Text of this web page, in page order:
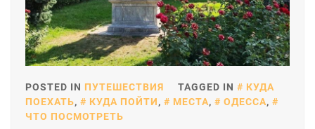
POSTED IN ПУТЕШЕСТВИЯ TAGGED IN
КУДА
ПОЕХАТЬ, КУДА ПОЙТИ, МЕСТА, ОДЕССА,
ЧТО ПОСМОТРЕТЬ